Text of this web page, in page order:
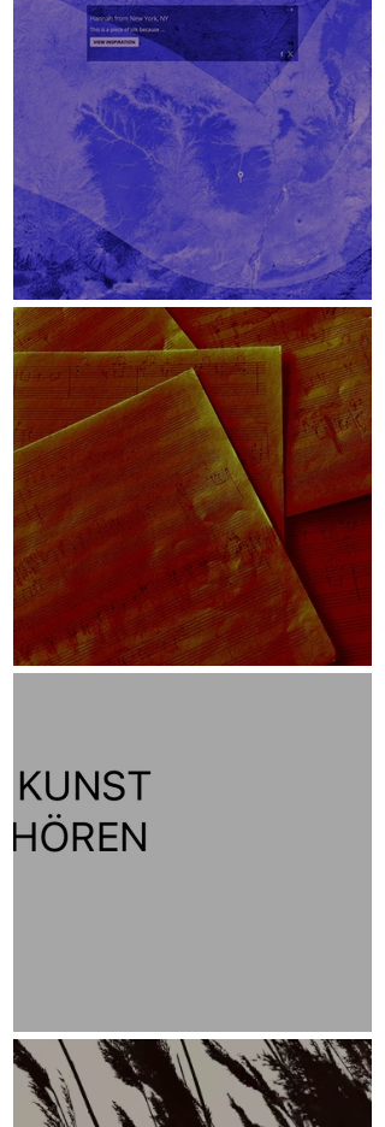
Lichteinfallswinkel
Skizzen
Leitmotiv